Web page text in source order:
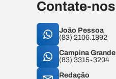
Contate-nos
João Pessoa
(83) 2106.1892
Campina Grande
(83) 3315-3204
Redação